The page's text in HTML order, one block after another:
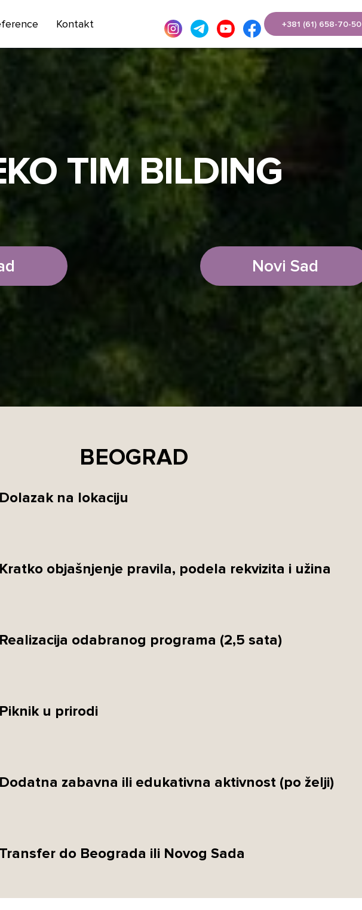
Kontakt +381 (61) 658-70-50
TIM BILDING
Novi Sad
BEOGRAD
Dolazak na lokaciju
Kratko objašnjenje pravila, podela rekvizita i užina
Realizacija odabranog programa (2,5 sata)
Piknik u prirodi
Dodatna zabavna ili edukativna aktivnost (po želji)
Transfer do Beograda ili Novog Sada